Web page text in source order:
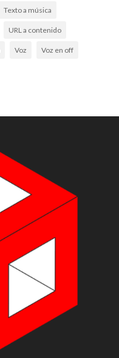
Texto a música
URL a contenido
Voz Voz en off